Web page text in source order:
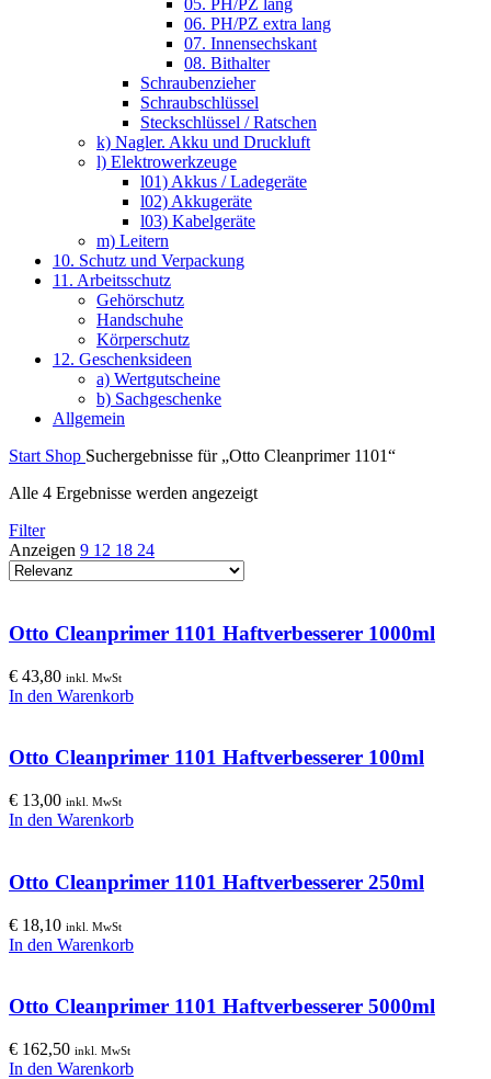
05. PH/PZ lang
06. PH/PZ extra lang
07. Innensechskant
08. Bithalter
Schraubenzieher
Schraubschlüssel
Steckschlüssel / Ratschen
k) Nagler. Akku und Druckluft
l) Elektrowerkzeuge
l01) Akkus / Ladegeräte
l02) Akkugeräte
l03) Kabelgeräte
m) Leitern
10. Schutz und Verpackung
11. Arbeitsschutz
Gehörschutz
Handschuhe
Körperschutz
12. Geschenksideen
a) Wertgutscheine
b) Sachgeschenke
Allgemein
Start Shop Suchergebnisse für „Otto Cleanprimer 1101“
Alle 4 Ergebnisse werden angezeigt
Filter
Anzeigen 9 12 18 24
Otto Cleanprimer 1101 Haftverbesserer 1000ml
€ 43,80 inkl. MwSt
In den Warenkorb
Otto Cleanprimer 1101 Haftverbesserer 100ml
€ 13,00 inkl. MwSt
In den Warenkorb
Otto Cleanprimer 1101 Haftverbesserer 250ml
€ 18,10 inkl. MwSt
In den Warenkorb
Otto Cleanprimer 1101 Haftverbesserer 5000ml
€ 162,50 inkl. MwSt
In den Warenkorb